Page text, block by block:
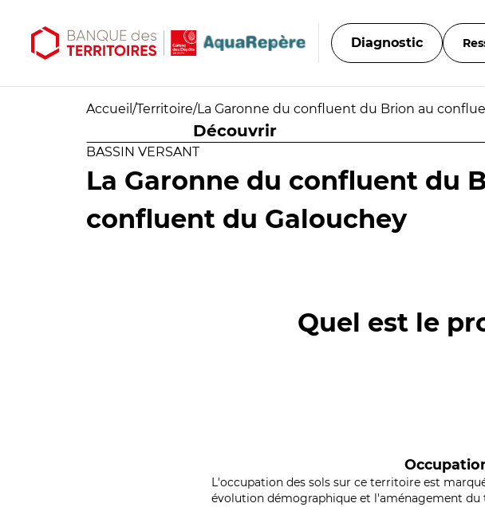
Diagnostic
Accueil /Territoire/La Garonne du confluent du Brion au
Découvrir
BASSIN VERSANT
La Garonne du confluent du
confluent du Galouchey
Quel est le
L'occupation des sols sur ce territoire est
évolution démographique et l'aménagement